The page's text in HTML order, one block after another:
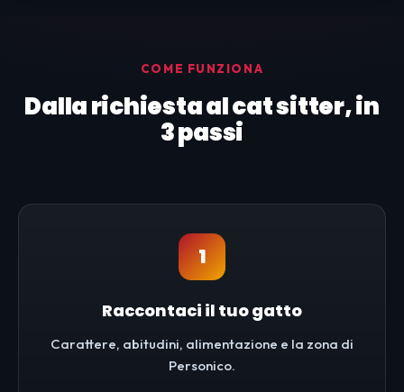
COME FUNZIONA
Dalla richiesta al cat sitter, in
3 passi
1
Raccontaci il tuo gatto
Carattere, abitudini, alimentazione e la zona di
Personico.